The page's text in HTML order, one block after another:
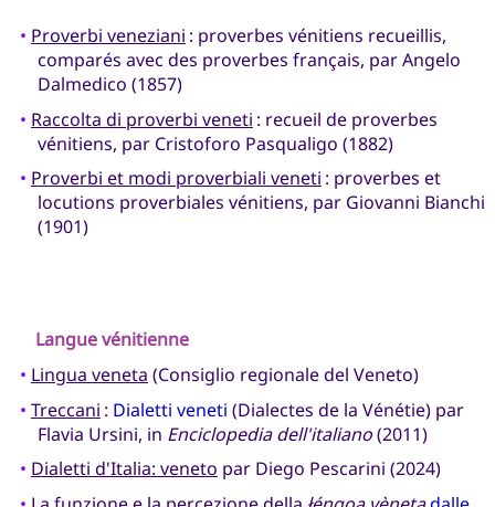
• Proverbi veneziani : proverbes vénitiens recueillis,
comparés avec des proverbes français, par Angelo
Dalmedico (1857)
• Raccolta di proverbi veneti : recueil de proverbes
vénitiens, par Cristoforo Pasqualigo (1882)
• Proverbi et modi proverbiali veneti : proverbes et
locutions proverbiales vénitiens, par Giovanni Bianchi
(1901)
Langue vénitienne
• Lingua veneta (Consiglio regionale del Veneto)
• Treccani : Dialetti veneti (Dialectes de la Vénétie) par
Flavia Ursini, in Enciclopedia dell'italiano(2011)
• Dialetti d'Italia: veneto par Diego Pescarini (2024)